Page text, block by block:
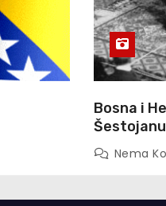
Bosna i
Nema